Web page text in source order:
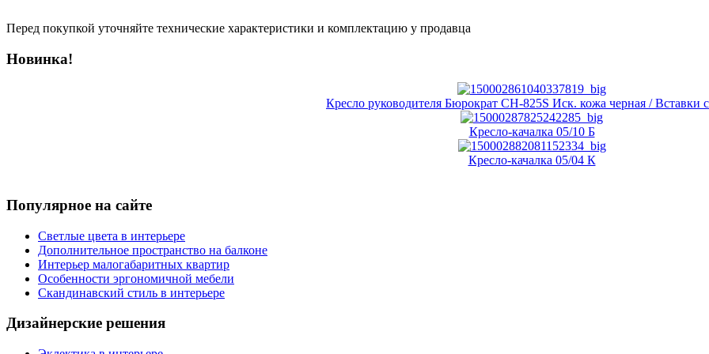
Перед покупкой уточняйте технические характеристики и комплектацию у продавца
Новинка!
Кресло руководителя Бюрократ CH-825S Иск. кожа черная / Вставки
Кресло-качалка 05/10 Б
Кресло-качалка 05/04 К
Популярное на сайте
Светлые цвета в интерьере
Дополнительное пространство на балконе
Интерьер малогабаритных квартир
Особенности эргономичной мебели
Скандинавский стиль в интерьере
Дизайнерские решения